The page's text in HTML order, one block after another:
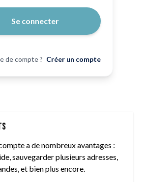
Se connecter
de compte ? Créer un compte
a de nombreux avantages :
sauvegarder plusieurs adresses,
et bien plus encore.